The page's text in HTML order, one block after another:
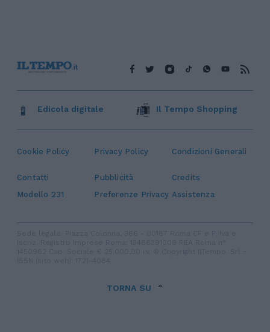
Cookie Policy Privacy Policy Condizioni Generali
Contatti Pubblicità
Credits
Modello 231
Preferenze Privacy Assistenza
Edicola digitale Il Tempo Shopping
TORNA SU